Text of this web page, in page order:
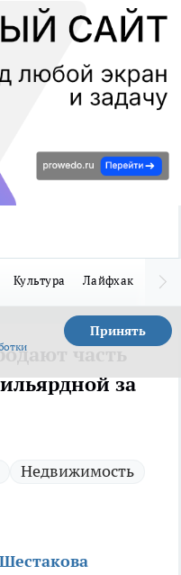
Культура Лайфхак
Принять
часть
за
Недвижимость